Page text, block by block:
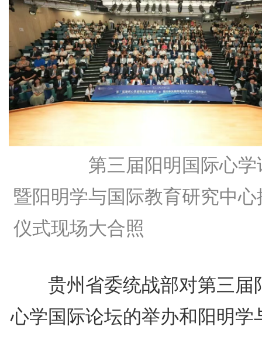
第三届阳明国际心学
暨阳明学与国际教育研究中心
仪式现场大合照
贵州省委统战部对第三届
心学国际论坛的举办和阳明学